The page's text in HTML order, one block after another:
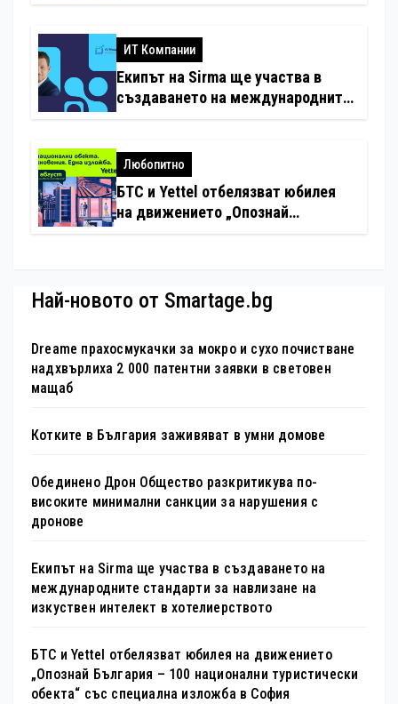
ИТ Компании
Екипът на Sirma ще участва в
създаването на международните
хотелиерството
Любопитно
БТС и Yettel отбелязват юбилея
на движението „Опознай
Най-новото от Smartage.bg
Dreame прахосмукачки за мокро и сухо почистване
надхвърлиха 2 000 патентни заявки в световен
мащаб
Котките в България заживяват в умни домове
Обединено Дрон Общество разкритикува по-
високите минимални санкции за нарушения с
дронове
Екипът на Sirma ще участва в създаването на
международните стандарти за навлизане на
изкуствен интелект в хотелиерството
БТС и Yettel отбелязват юбилея на движението
„Опознай България – 100 национални туристически
обекта“ със специална изложба в София